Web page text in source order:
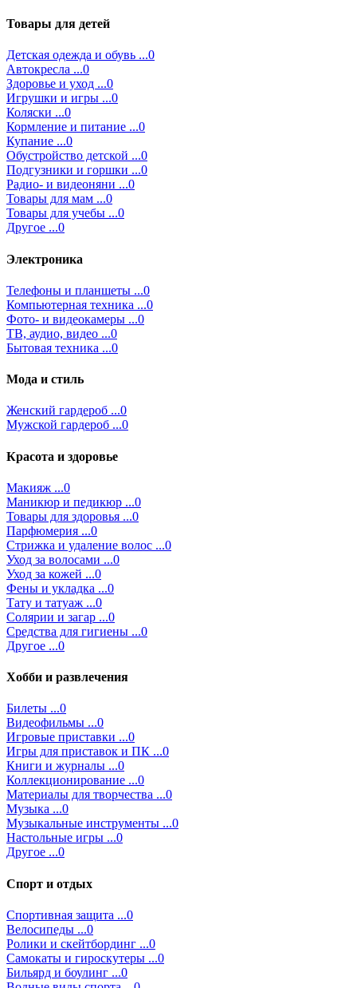
Товары для детей
Детская одежда и обувь ...0
Автокресла ...0
Здоровье и уход ...0
Игрушки и игры ...0
Коляски ...0
Кормление и питание ...0
Купание ...0
Обустройство детской ...0
Подгузники и горшки ...0
Радио- и видеоняни ...0
Товары для мам ...0
Товары для учебы ...0
Другое ...0
Электроника
Телефоны и планшеты ...0
Компьютерная техника ...0
Фото- и видеокамеры ...0
ТВ, аудио, видео ...0
Бытовая техника ...0
Мода и стиль
Женский гардероб ...0
Мужской гардероб ...0
Красота и здоровье
Макияж ...0
Маникюр и педикюр ...0
Товары для здоровья ...0
Парфюмерия ...0
Стрижка и удаление волос ...0
Уход за волосами ...0
Уход за кожей ...0
Фены и укладка ...0
Тату и татуаж ...0
Солярии и загар ...0
Средства для гигиены ...0
Другое ...0
Хобби и развлечения
Билеты ...0
Видеофильмы ...0
Игровые приставки ...0
Игры для приставок и ПК ...0
Книги и журналы ...0
Коллекционирование ...0
Материалы для творчества ...0
Музыка ...0
Музыкальные инструменты ...0
Настольные игры ...0
Другое ...0
Спорт и отдых
Спортивная защита ...0
Велосипеды ...0
Ролики и скейтбординг ...0
Самокаты и гироскутеры ...0
Бильярд и боулинг ...0